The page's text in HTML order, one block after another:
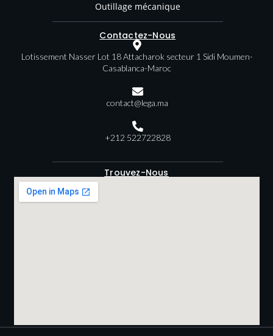
Outillage mécanique
Contactez-Nous
Lotissement Nasser Lot 18 Attacharok secteur 1 Sidi Moumen-
Casablanca-Maroc
contact@lega.ma
+212 522722828
Trouvez-Nous